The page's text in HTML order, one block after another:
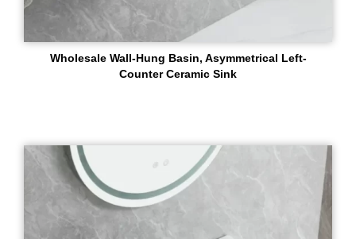
Wholesale Wall-Hung Basin, Asymmetrical Left-
Counter Ceramic Sink